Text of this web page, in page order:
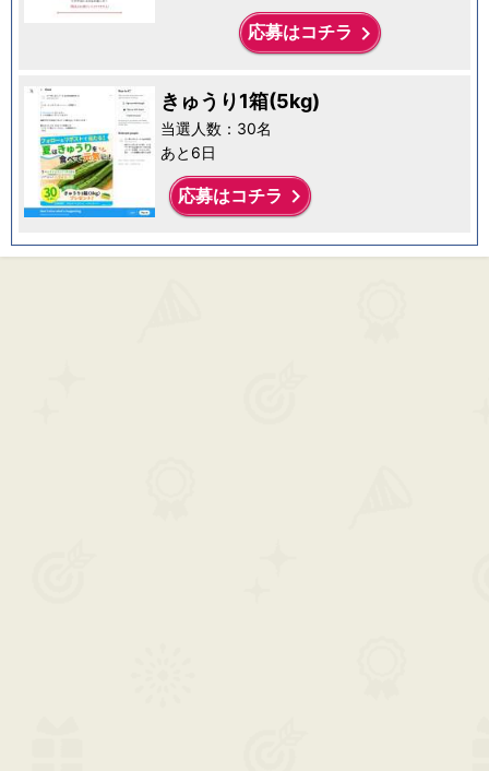
応募はコチラ keyboard_arrow_right
きゅうり1箱(5kg)
当選人数：30名
あと6日
応募はコチラ keyboard_arrow_right